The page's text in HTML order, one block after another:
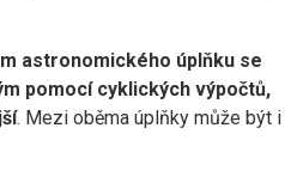
astronomického úplňku se
pomocí cyklických výpočtů,
. Mezi oběma úplňky může být i